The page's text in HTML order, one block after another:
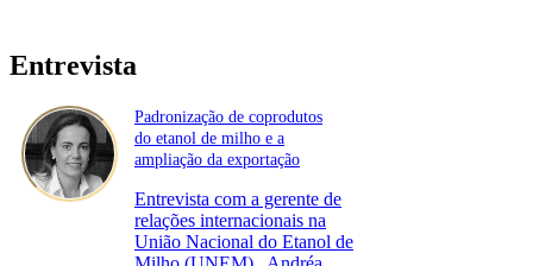
Entrevista
Padronização de coprodutos
do etanol de milho e a
ampliação da exportação
Entrevista com a gerente de
relações internacionais na
União Nacional do Etanol de